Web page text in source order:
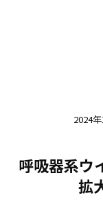
2024
呼吸器系ウ
拡